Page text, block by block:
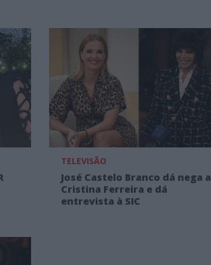
TELEVISÃO
José Castelo Branco dá nega a
Cristina Ferreira e dá
entrevista à SIC